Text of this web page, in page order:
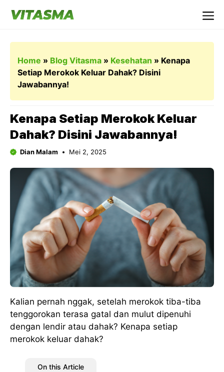
Home » Blog Vitasma » Kesehatan » Kenapa
Setiap Merokok Keluar Dahak? Disini
Jawabannya!
Kenapa Setiap Merokok Keluar
Dahak? Disini Jawabannya!
Dian Malam Mei 2, 2025
Kalian pernah nggak, setelah merokok tiba-tiba
tenggorokan terasa gatal dan mulut dipenuhi
dengan lendir atau dahak? Kenapa setiap
merokok keluar dahak?
On this Article